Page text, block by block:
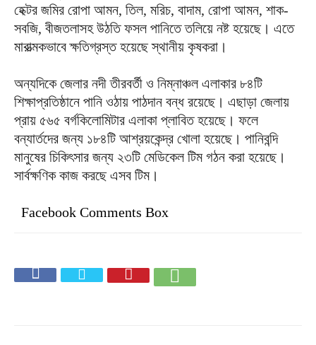
হেক্টর জমির রোপা আমন, তিল, মরিচ, বাদাম, রোপা আমন, শাক-
সবজি, বীজতলাসহ উঠতি ফসল পানিতে তলিয়ে নষ্ট হয়েছে। এতে
মারাত্মকভাবে ক্ষতিগ্রস্ত হয়েছে স্থানীয় কৃষকরা।
অন্যদিকে জেলার নদী তীরবর্তী ও নিম্নাঞ্চল এলাকার ৮৪টি
শিক্ষাপ্রতিষ্ঠানে পানি ওঠায় পাঠদান বন্ধ রয়েছে। এছাড়া জেলায়
প্রায় ৫৬৫ বর্গকিলোমিটার এলাকা প্লাবিত হয়েছে। ফলে
বন্যার্তদের জন্য ১৮৪টি আশ্রয়কেন্দ্র খোলা হয়েছে। পানিবন্দি
মানুষের চিকিৎসার জন্য ২৩টি মেডিকেল টিম গঠন করা হয়েছে।
সার্বক্ষণিক কাজ করছে এসব টিম।
Facebook Comments Box